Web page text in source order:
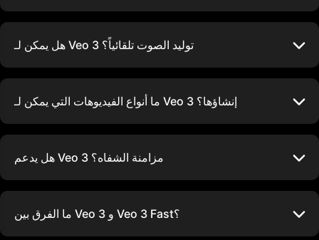
هل يمكن لـ Veo 3 توليد الصوت تلقائياً؟
ما أنواع الفيديوهات التي يمكن لـ Veo 3 إنشاؤها؟
هل يدعم Veo 3 مزامنة الشفاه؟
ما الفرق بين Veo 3 و Veo 3 Fast؟